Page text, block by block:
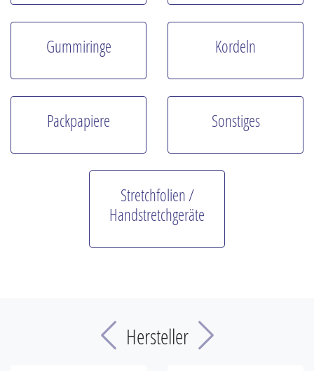
Gummiringe Kordeln
Packpapiere Sonstiges
Stretchfolien /
Handstretchgeräte
Previous
Hersteller